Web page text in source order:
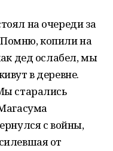
на очереди за
копили на
дед ослабел, мы
в деревне.
старались
с войны,
от